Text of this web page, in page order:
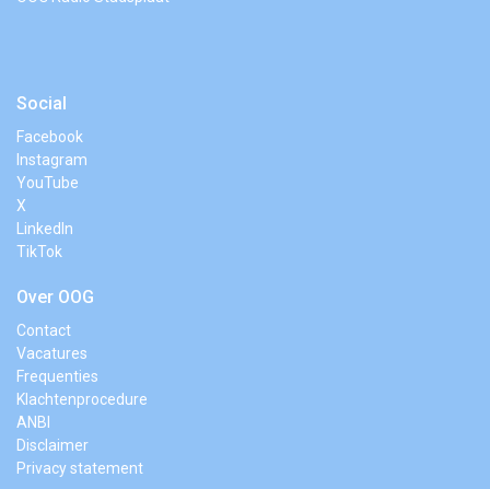
Social
Facebook
Instagram
YouTube
X
LinkedIn
TikTok
Over OOG
Contact
Vacatures
Frequenties
Klachtenprocedure
ANBI
Disclaimer
Privacy statement